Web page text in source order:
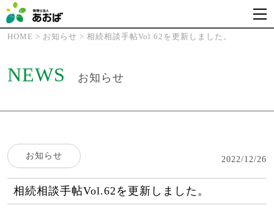
HOME > お知らせ > 相続相談手帖Vol.62を更新しました。
NEWS お知らせ
お知らせ 2022/12/26
相続相談手帖Vol.62を更新しました。